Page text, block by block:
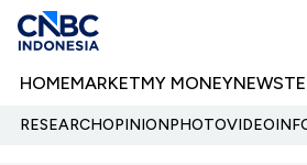
HOMEMARKETMY MONEYNEWS
RESEARCHOPINIONPHOTOVIDEO